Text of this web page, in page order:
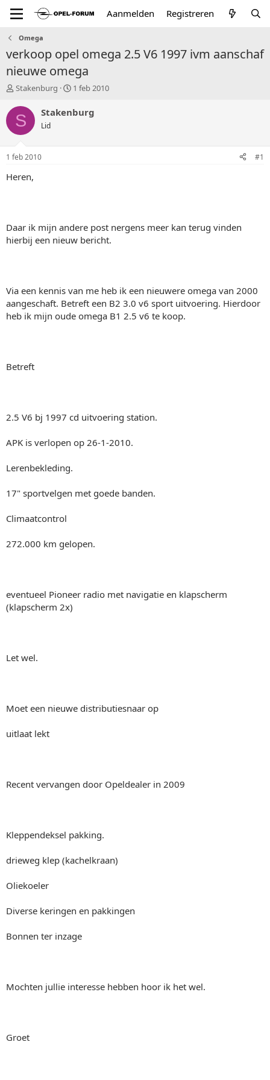
Aanmelden Registreren
Omega
verkoop opel omega 2.5 V6 1997 ivm aanschaf
nieuwe omega
T
p
i
a
r
Stakenburg
S
a
1 feb 2010
S Stakenburg
Lid
1 feb 2010 #1
Heren,
Daar ik mijn andere post nergens meer kan terug vinden
hierbij een nieuw bericht.
Via een kennis van me heb ik een nieuwere omega van 2000
aangeschaft. Betreft een B2 3.0 v6 sport uitvoering. Hierdoor
heb ik mijn oude omega B1 2.5 v6 te koop.
Betreft
2.5 V6 bj 1997 cd uitvoering station.
APK is verlopen op 26-1-2010.
Lerenbekleding.
17" sportvelgen met goede banden.
Climaatcontrol
272.000 km gelopen.
eventueel Pioneer radio met navigatie en klapscherm
(klapscherm 2x)
Let wel.
Moet een nieuwe distributiesnaar op
uitlaat lekt
Recent vervangen door Opeldealer in 2009
Kleppendeksel pakking.
drieweg klep (kachelkraan)
Oliekoeler
Diverse keringen en pakkingen
Bonnen ter inzage
Mochten jullie interesse hebben hoor ik het wel.
Groet